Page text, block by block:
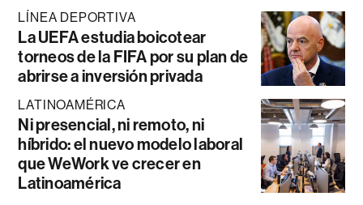
LÍNEA DEPORTIVA
La UEFA estudia boicotear
torneos de la FIFA por su plan de
abrirse a inversión privada
LATINOAMÉRICA
Ni presencial, ni remoto, ni
híbrido: el nuevo modelo laboral
que WeWork ve crecer en
Latinoamérica